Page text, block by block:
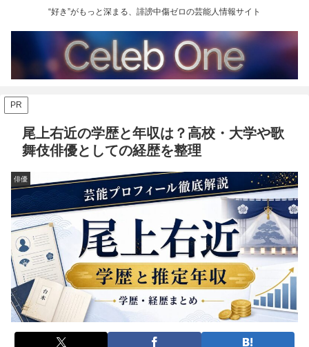
“好き”がもっと深まる、誹謗中傷ゼロの芸能人情報サイト
PR
尾上右近の学歴と年収は？高校・大学や歌
舞伎俳優としての経歴を整理
俳優